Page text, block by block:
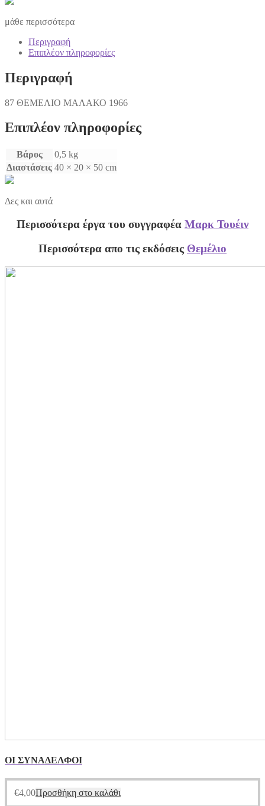
μάθε περισσότερα
Περιγραφή
Επιπλέον πληροφορίες
Περιγραφή
87 ΘΕΜΕΛΙΟ ΜΑΛΑΚΟ 1966
Επιπλέον πληροφορίες
Βάρος
0,5 kg
Διαστάσεις 40 × 20 × 50 cm
Δες και αυτά
Περισσότερα έργα του συγγραφέα Μαρκ Τουέιν
Περισσότερα απο τις εκδόσεις Θεμέλιο
ΟΙ ΣΥΝΑΔΕΛΦΟΙ
€4,00Προσθήκη στο καλάθι